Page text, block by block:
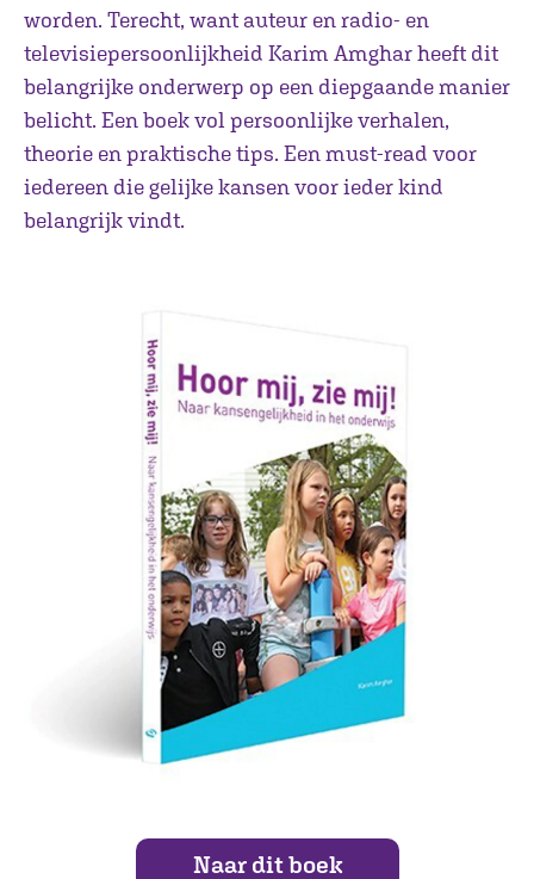
worden. Terecht, want auteur en radio- en
televisiepersoonlijkheid Karim Amghar heeft dit
belangrijke onderwerp op een diepgaande manier
belicht. Een boek vol persoonlijke verhalen,
theorie en praktische tips. Een must-read voor
iedereen die gelijke kansen voor ieder kind
belangrijk vindt.
Naar dit boek